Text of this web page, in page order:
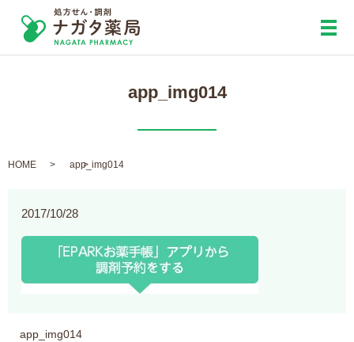
メ
app_img014
HOME app_img014
2017/10/28
app_img014